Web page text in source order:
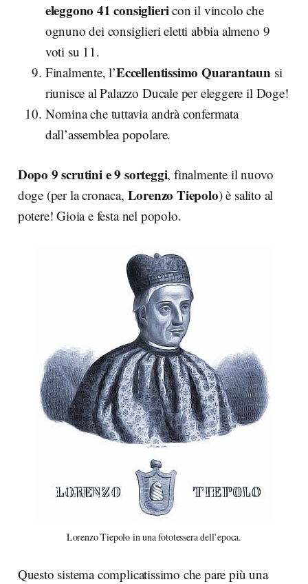
eleggono 41 consigliericon il vincolo che
ognuno dei consiglieri eletti abbia almeno 9
voti su 11.
Finalmente, l’Eccellentissimo Quarantaun si
riunisce al Palazzo Ducale per eleggere il Doge!
Nomina che tuttavia andrà confermata
dall’assemblea popolare.
Dopo 9 scrutini e 9 sorteggi, finalmente il nuovo
doge (per la cronaca, Lorenzo Tiepolo) è salito al
potere! Gioia e festa nel popolo.
Lorenzo Tiepolo in una fototessera dell’epoca.
Questo sistema complicatissimo che pare più una